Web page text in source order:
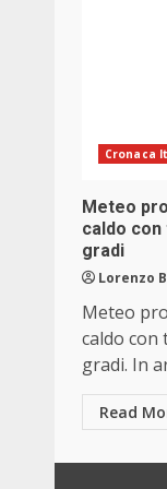
Cronaca
Meteo
caldo
gradi
Lorenzo
Meteo
caldo con
gradi. In
Read